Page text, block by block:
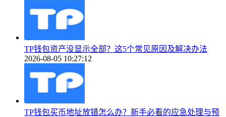
TP钱包资产没显示全部？这5个常见原因及解决办法
2026-08-05 10:27:12
TP钱包买币地址放错怎么办？新手必看的应急处理与预